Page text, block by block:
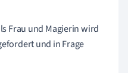
Frau und Magierin wird
und in Frage